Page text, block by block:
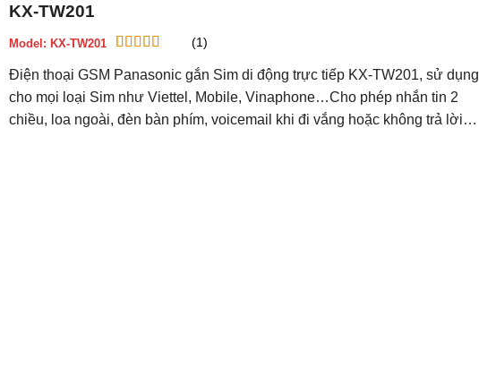
KX-TW201
Model: KX-TW201
trênđánh
giá
(1)
Điện thoại GSM Panasonic gắn Sim di động trực tiếp KX-TW201, sử dụng
cho mọi loại Sim như Viettel, Mobile, Vinaphone…Cho phép nhắn tin 2
chiều, loa ngoài, đèn bàn phím, voicemail khi đi vắng hoặc không trả lời…